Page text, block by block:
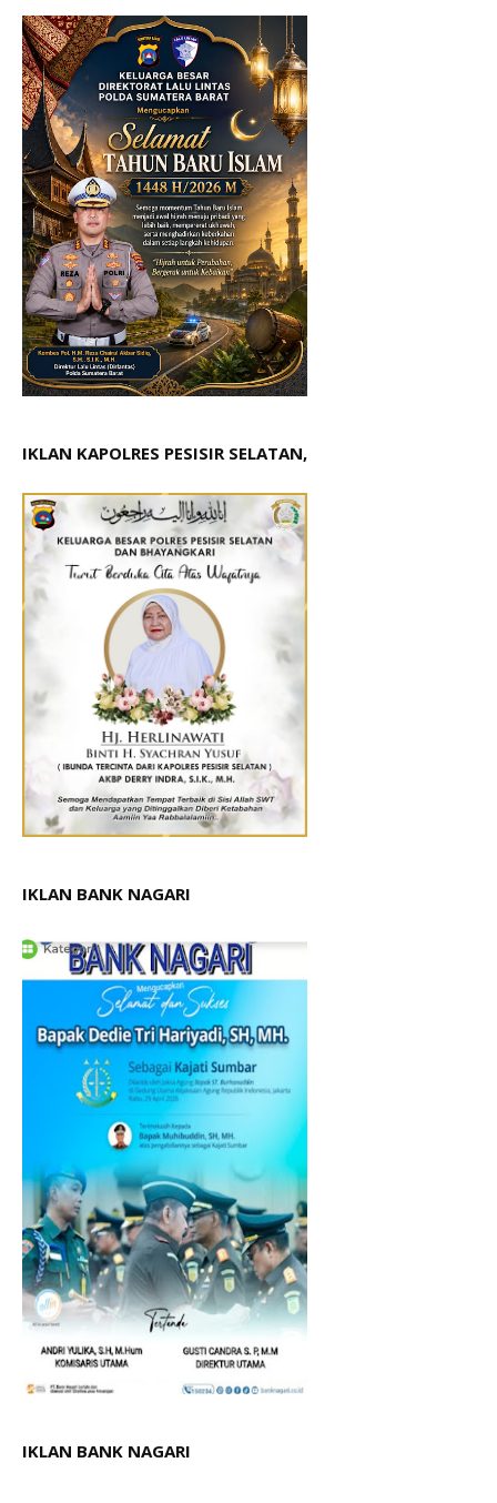
IKLAN KAPOLRES PESISIR SELATAN,
IKLAN BANK NAGARI
IKLAN BANK NAGARI